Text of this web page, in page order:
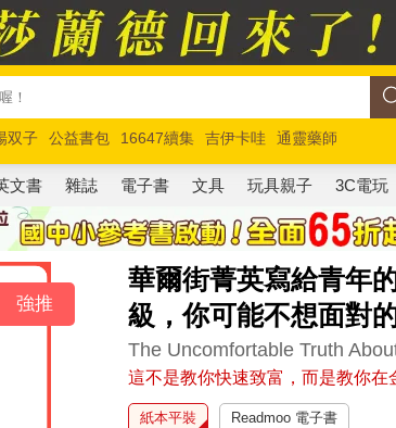
双子 公益書包 16647續集 吉伊卡哇
通靈藥師
新作 馬斯克 玩具總動員5 超慢跑
文書 雜誌 電子書 文具 玩具親子 3C電玩
華爾街菁英寫給青年
級，你可能不想面對
The Uncomfortable Truth
這不是教你快速致富，而是教你在
強推
紙本平裝 Readmoo 電子書